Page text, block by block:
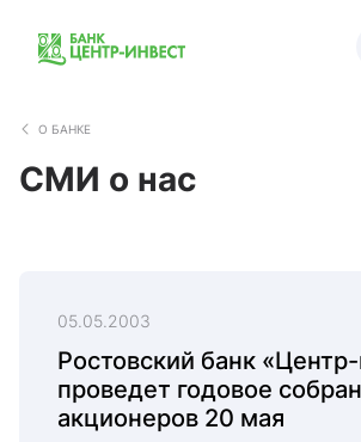
О БАНКЕ
СМИ о нас
05.05.2003
Ростовский банк
проведет годовое
акционеров 20 мая